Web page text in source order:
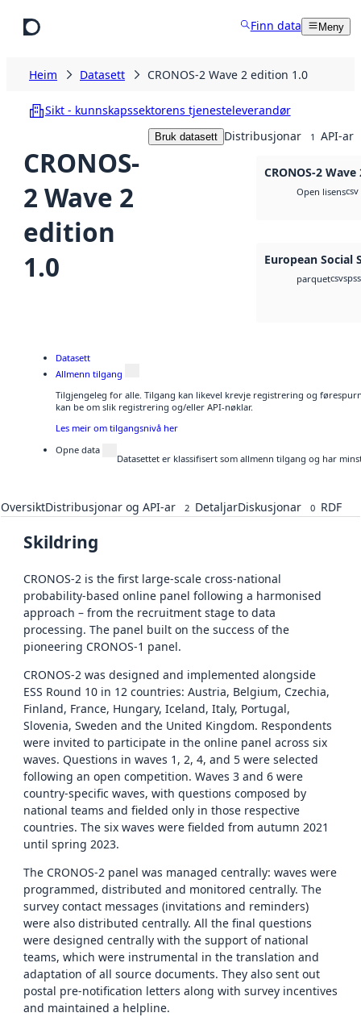
Finn data Meny
Heim Datasett CRONOS-2 Wave 2 edition 1.0
Sikt - kunnskapssektorens tjenesteleverandør
CRONOS-
2 Wave 2
edition
1.0
Bruk datasett Distribusjonar 1 API-ar
CRONOS-2
Open lisenscsv
European Social
parquetcsv
Datasett
Allmenn tilgang
Tilgjengeleg for alle. Tilgang kan likevel krevje registrering og
kan be om slik registrering og/eller API-nøklar.
Les meir om tilgangsnivå her
Opne data
Datasettet er klassifisert som allmenn tilgang og har
OversiktDistribusjonar og API-ar 2 DetaljarDiskusjonar 0 RDF
Skildring
CRONOS-2 is the first large-scale cross-national
probability-based online panel following a harmonised
approach – from the recruitment stage to data
processing. The panel built on the success of the
pioneering CRONOS-1 panel.
CRONOS-2 was designed and implemented alongside
ESS Round 10 in 12 countries: Austria, Belgium, Czechia,
Finland, France, Hungary, Iceland, Italy, Portugal,
Slovenia, Sweden and the United Kingdom. Respondents
were invited to participate in the online panel across six
waves. Questions in waves 1, 2, 4, and 5 were selected
following an open competition. Waves 3 and 6 were
country-specific waves, with questions composed by
national teams and fielded only in those respective
countries. The six waves were fielded from autumn 2021
until spring 2023.
The CRONOS-2 panel was managed centrally: waves were
programmed, distributed and monitored centrally. The
survey contact messages (invitations and reminders)
were also distributed centrally. All the final questions
were designed centrally with the support of national
teams, which were instrumental in the translation and
adaptation of all source documents. They also sent out
postal pre-notification letters along with survey incentives
and maintained a helpline.